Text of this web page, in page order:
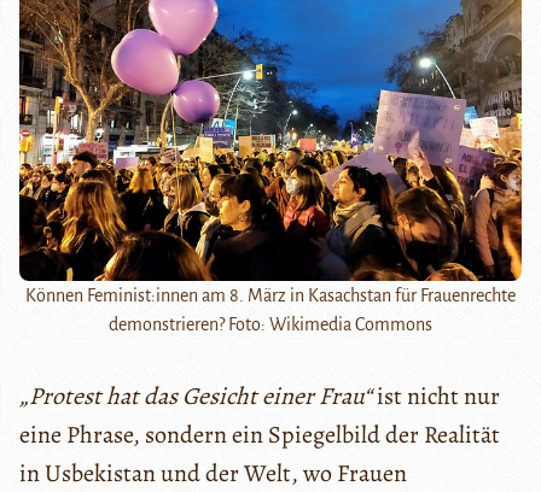
Können Feminist:innen am 8. März in Kasachstan für Frauenrechte
demonstrieren? Foto: Wikimedia Commons
„Protest hat das Gesicht einer Frau“ist nicht nur
eine Phrase, sondern ein Spiegelbild der Realität
in Usbekistan und der Welt, wo Frauen